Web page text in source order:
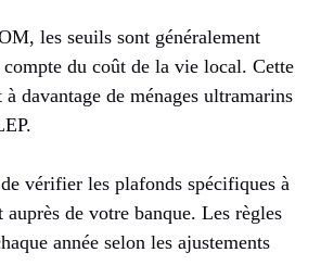
les seuils sont généralement
du coût de la vie local. Cette
davantage de ménages ultramarins
vérifier les plafonds spécifiques à
auprès de votre banque. Les règles
année selon les ajustements